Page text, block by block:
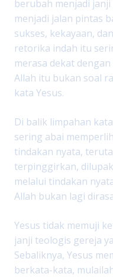
berubah menjadi
menjadi jalan pintas
sukses, kekayaan,
retorika indah itu
merasa dekat
Allah itu bukan soal
kata Yesus.
Di balik limpahan
sering abai
tindakan nyata,
terpinggirkan,
melalui tindakan
Allah bukan lagi
Yesus tidak memuji
janji teologis gereja
Sebaliknya, Yesus
berkata-kata,